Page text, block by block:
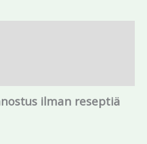
ilman reseptiä